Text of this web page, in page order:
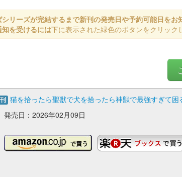
リーズが完結するまで新刊の発売日や予約可能日をお
知を受けるには下に表示された緑色のボタンをクリック
猫を拾ったら聖獣で犬を拾ったら神獣で最強すぎて
発売日：2026年02月09日